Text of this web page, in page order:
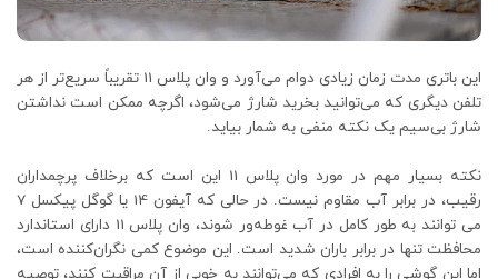
این باتری مدت زمان زیادی دوام می‌آورد و وان پلاس 11 تقریباً سریع‌تر از هر
تلفن دیگری که می‌توانید بخرید شارژ می‌شود، اگرچه ممکن است نداشتن
شارژ بی‌سیم یک نکته منفی به شمار بیاید.
نکته بسیار مهم در مورد وان پلاس 11 این است که برخلاف پرچمداران
رقیب، در برابر آب مقاوم نیست. در حالی که آیفون 14 یا گوگل پیکسل 7
می توانند به طور کامل در آب غوطه‌ور شوند، وان پلاس 11 دارای استاندارد
محافظت تنها در برابر باران شدید است. این موضوع کمی نگران‌کننده است،
اما این گوشی را به افرادی که می‌توانند به خوبی از آن مراقبت کنند، توصیه